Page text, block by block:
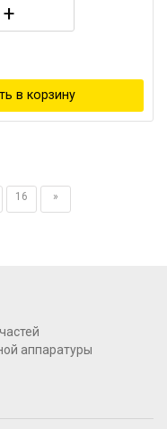
+
в корзину
16 »
аппаратуры